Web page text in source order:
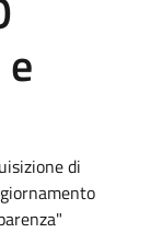
di